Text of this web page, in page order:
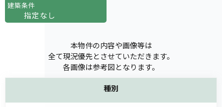
建築条件
指定なし
本物件の内容や画像等は
全て現況優先とさせていただきます。
各画像は参考図となります。
種別